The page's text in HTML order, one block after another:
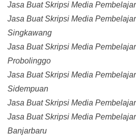
Jasa Buat Skripsi Media
Jasa Buat Skripsi Media
Singkawang
Jasa Buat Skripsi Media
Probolinggo
Jasa Buat Skripsi Media
Sidempuan
Jasa Buat Skripsi Media
Jasa Buat Skripsi Media
Banjarbaru